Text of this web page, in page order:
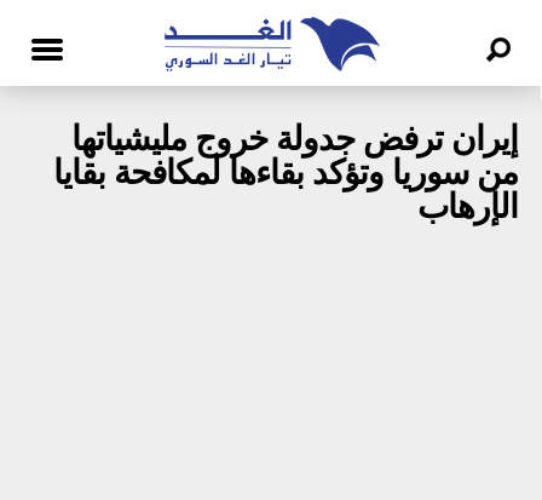
إيران ترفض جدولة خروج مليشياتها
من سوريا وتؤكد بقاءها لمكافحة بقايا
الإرهاب